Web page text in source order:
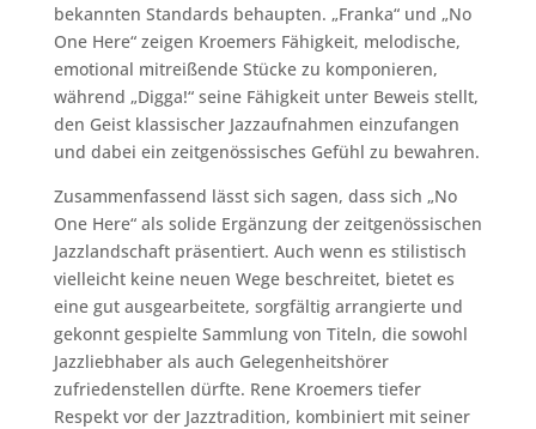
bekannten Standards behaupten. „Franka“ und „No
One Here“ zeigen Kroemers Fähigkeit, melodische,
emotional mitreißende Stücke zu komponieren,
während „Digga!“ seine Fähigkeit unter Beweis stellt,
den Geist klassischer Jazzaufnahmen einzufangen
und dabei ein zeitgenössisches Gefühl zu bewahren.
Zusammenfassend lässt sich sagen, dass sich „No
One Here“ als solide Ergänzung der zeitgenössischen
Jazzlandschaft präsentiert. Auch wenn es stilistisch
vielleicht keine neuen Wege beschreitet, bietet es
eine gut ausgearbeitete, sorgfältig arrangierte und
gekonnt gespielte Sammlung von Titeln, die sowohl
Jazzliebhaber als auch Gelegenheitshörer
zufriedenstellen dürfte. Rene Kroemers tiefer
Respekt vor der Jazztradition, kombiniert mit seiner